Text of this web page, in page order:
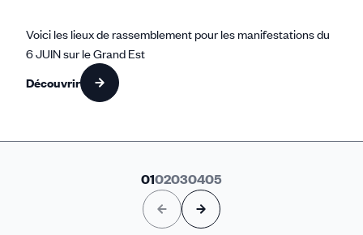
Voici les lieux de rassemblement pour les manifestations du
6 JUIN sur le Grand Est
Découvrir
0102030405